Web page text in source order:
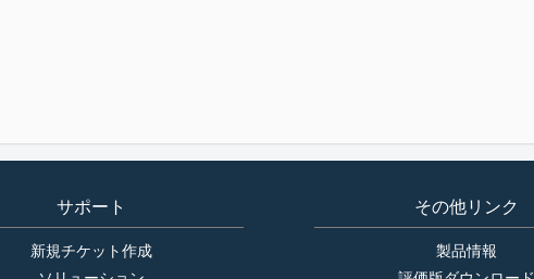
サポート
新規チケット作成
その他リンク
製品情報